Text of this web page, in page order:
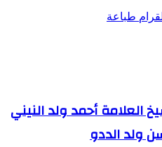
طباعة
العلامة أحمد ولد النيني
ولد الددو